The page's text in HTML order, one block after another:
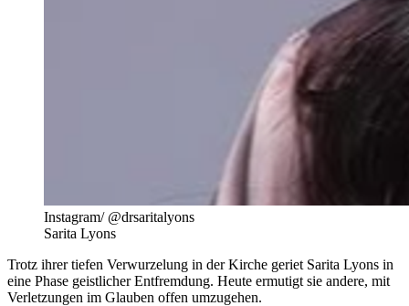
Instagram/ @drsaritalyons
Sarita Lyons
Trotz ihrer tiefen Verwurzelung in der Kirche geriet Sarita Lyons in
eine Phase geistlicher Entfremdung. Heute ermutigt sie andere, mit
Verletzungen im Glauben offen umzugehen.